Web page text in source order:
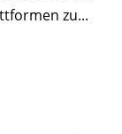
zu...